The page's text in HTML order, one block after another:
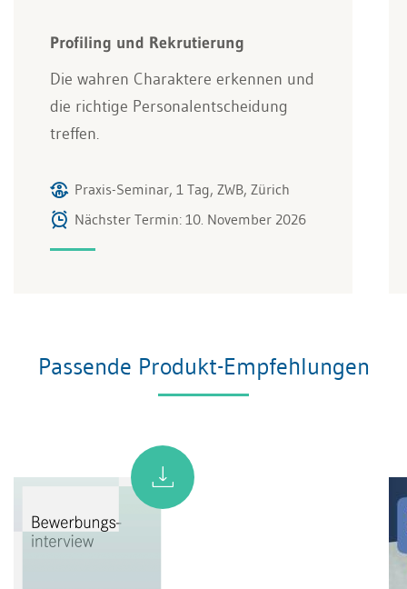
Profiling und Rekrutierung
Die wahren Charaktere erkennen und
die richtige Personalentscheidung
treffen.
Praxis-Seminar, 1 Tag, ZWB, Zürich
Nächster Termin: 10. November 2026
Passende Produkt-Empfehlungen